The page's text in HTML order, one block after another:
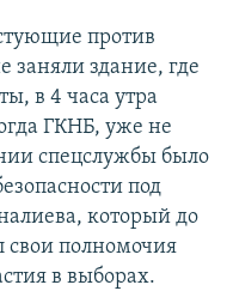
против
заняли здание, где
в 4 часа утра
ГКНБ, уже не
спецслужбы было
под
который до
свои полномочия
в выборах.